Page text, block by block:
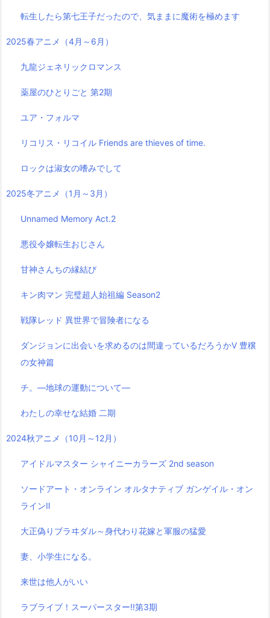
転生したら第七王子だったので、気ままに魔術を極めます
2025春アニメ（4月～6月）
九龍ジェネリックロマンス
薬屋のひとりごと 第2期
ユア・フォルマ
リコリス・リコイル Friends are thieves of time.
ロックは淑女の嗜みでして
2025冬アニメ（1月～3月）
Unnamed Memory Act.2
悪役令嬢転生おじさん
甘神さんちの縁結び
キン肉マン 完璧超人始祖編 Season2
戦隊レッド 異世界で冒険者になる
ダンジョンに出会いを求めるのは間違っているだろうかⅤ 豊穣
の女神篇
チ。―地球の運動について―
わたしの幸せな結婚 二期
2024秋アニメ（10月～12月）
アイドルマスター シャイニーカラーズ 2nd season
ソードアート・オンライン オルタナティブ ガンゲイル・オン
ラインⅡ
大正偽りブラヰダル～身代わり花嫁と軍服の猛愛
妻、小学生になる。
来世は他人がいい
ラブライブ！スーパースター!!第3期